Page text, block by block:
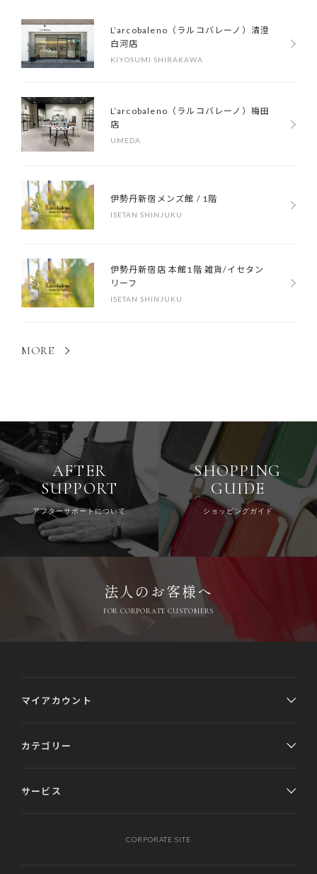
L’arcobaleno（ラルコバレーノ）清澄
白河店
KIYOSUMI SHIRAKAWA
L’arcobaleno（ラルコバレーノ）梅田
店
UMEDA
伊勢丹新宿メンズ館 / 1階
ISETAN SHINJUKU
伊勢丹新宿店 本館1階 雑貨/イセタン
リーフ
ISETAN SHINJUKU
MORE
AFTER
SUPPORT
アフターサポートについて
SHOPPING
GUIDE
ショッピングガイド
法人のお客様へ
FOR CORPORATE CUSTOMERS
マイアカウント
カテゴリー
サービス
CORPORATE SITE